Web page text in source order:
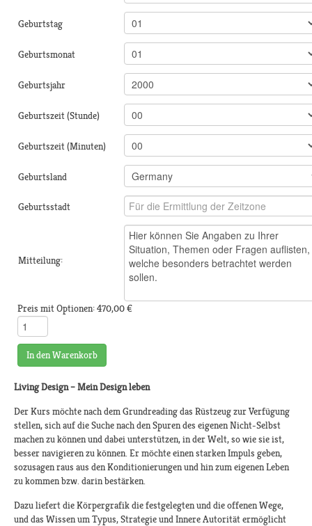
Geburtstag
Geburtsmonat
Geburtsjahr
Geburtszeit (Stunde)
Geburtszeit (Minuten)
Geburtsland
Geburtsstadt
Mitteilung:
Preis mit Optionen:470,00 €
In den Warenkorb
Living Design – Mein Design leben
Der Kurs möchte nach dem Grundreading das Rüstzeug zur Verfügung
stellen, sich auf die Suche nach den Spuren des eigenen Nicht-Selbst
machen zu können und dabei unterstützen, in der Welt, so wie sie ist,
besser navigieren zu können. Er möchte einen starken Impuls geben,
sozusagen raus aus den Konditionierungen und hin zum eigenen Leben
zu kommen bzw. darin bestärken.
Dazu liefert die Körpergrafik die festgelegten und die offenen Wege,
und das Wissen um Typus, Strategie und Innere Autorität ermöglicht